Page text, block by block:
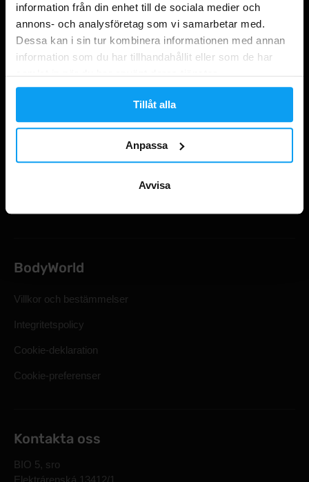
information från din enhet till de sociala medier och
annons- och analysföretag som vi samarbetar med.
Dessa kan i sin tur kombinera informationen med annan
information som du har tillhandahållit eller som de har
samlat in när du har använt deras tjänster.
Tillåt alla
Anpassa
Avvisa
Shopping
Spåra din beställning
Presentkort
Lagstadgad rätt till återkallelse
BodyWorld
Villkor och bestämmelser
Integritetspolicy
Cookie-deklaration
Cookie-preferenser
Kontakta oss
BIO 5, sro
Elektrárenská 13412/1